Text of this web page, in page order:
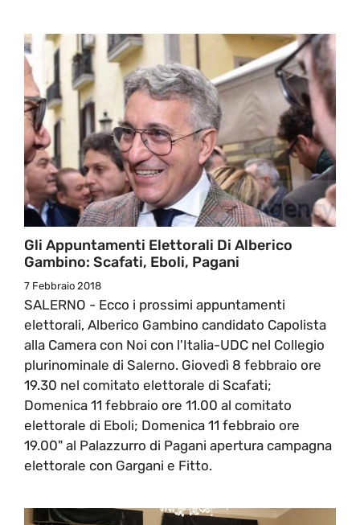
Gli Appuntamenti Elettorali Di Alberico
Gambino: Scafati, Eboli, Pagani
7 Febbraio 2018
SALERNO - Ecco i prossimi appuntamenti
elettorali, Alberico Gambino candidato Capolista
alla Camera con Noi con l'Italia-UDC nel Collegio
plurinominale di Salerno. Giovedì 8 febbraio ore
19.30 nel comitato elettorale di Scafati;
Domenica 11 febbraio ore 11.00 al comitato
elettorale di Eboli; Domenica 11 febbraio ore
19.00" al Palazzurro di Pagani apertura campagna
elettorale con Gargani e Fitto.